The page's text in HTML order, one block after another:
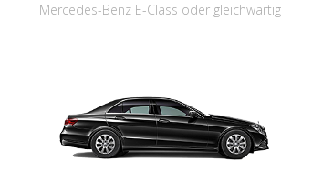
Mercedes-Benz E-Class oder gleichwärtig